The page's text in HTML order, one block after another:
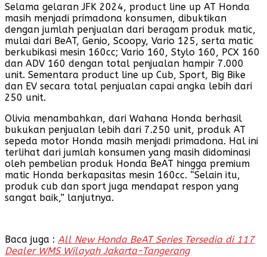
Selama gelaran JFK 2024, product line up AT Honda
masih menjadi primadona konsumen, dibuktikan
dengan jumlah penjualan dari beragam produk matic,
mulai dari BeAT, Genio, Scoopy, Vario 125, serta matic
berkubikasi mesin 160cc; Vario 160, Stylo 160, PCX 160
dan ADV 160 dengan total penjualan hampir 7.000
unit. Sementara product line up Cub, Sport, Big Bike
dan EV secara total penjualan capai angka lebih dari
250 unit.
Olivia menambahkan, dari Wahana Honda berhasil
bukukan penjualan lebih dari 7.250 unit, produk AT
sepeda motor Honda masih menjadi primadona. Hal ini
terlihat dari jumlah konsumen yang masih didominasi
oleh pembelian produk Honda BeAT hingga premium
matic Honda berkapasitas mesin 160cc. “Selain itu,
produk cub dan sport juga mendapat respon yang
sangat baik,” lanjutnya.
Baca juga : All New Honda BeAT Series Tersedia di 117
Dealer WMS Wilayah Jakarta-Tangerang